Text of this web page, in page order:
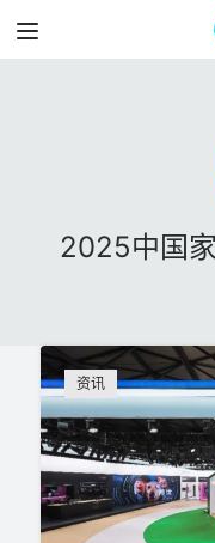
2025中国
资讯